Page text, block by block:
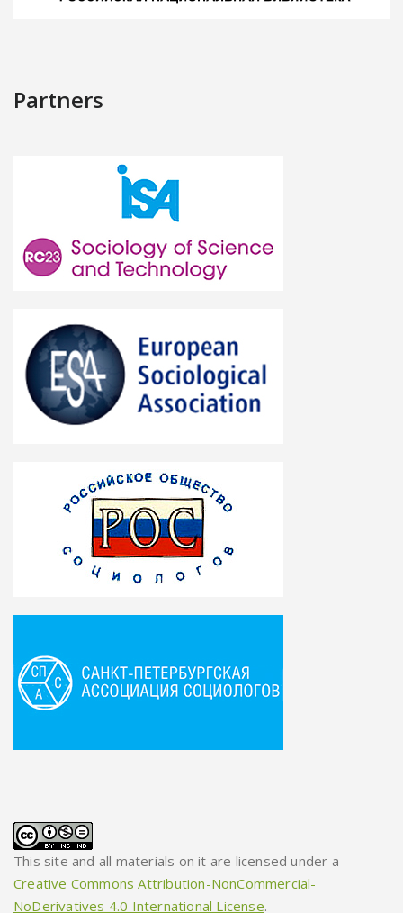
Partners
This site and all materials on it are licensed under a
Creative Commons Attribution-NonCommercial-
NoDerivatives 4.0 International License.